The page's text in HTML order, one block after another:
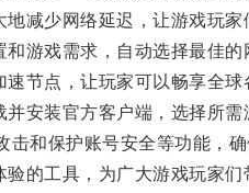
少网络延迟，让游戏玩家
戏需求，自动选择最佳的
点，让玩家可以畅享全球
装官方客户端，选择所需
保护账号安全等功能，确
工具，为广大游戏玩家们